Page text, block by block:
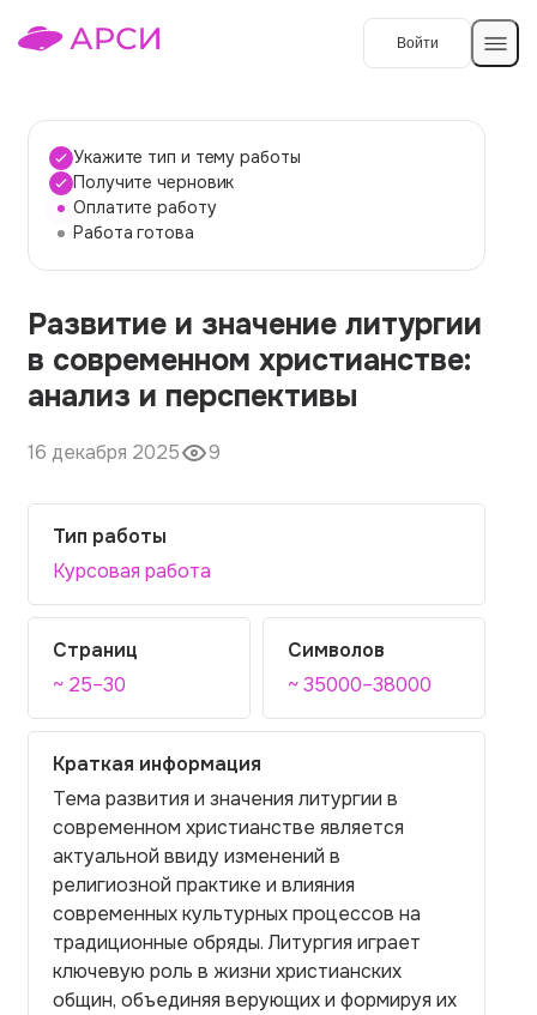
Войти
Темы работ
О сервисе
О компании
Наши гарантии
Вопросы и ответы
Контакты
Укажите тип и тему работы
Получите черновик
Оплатите работу
Работа готова
Развитие и значение литургии
в современном христианстве:
анализ и перспективы
16 декабря 2025 9
Тип работы
Курсовая работа
Страниц
~ 25–30
Символов
~ 35000–38000
Краткая информация
Тема развития и значения литургии в
современном христианстве является
актуальной ввиду изменений в
религиозной практике и влияния
современных культурных процессов на
традиционные обряды. Литургия играет
ключевую роль в жизни христианских
общин, объединяя верующих и формируя их